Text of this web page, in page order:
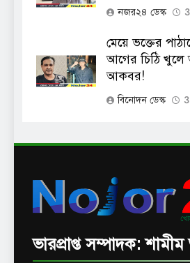
নজর২৪ ডেস্ক
মেয়ে ভক্তের
আগের চিঠি
আকবর!
বিনোদন ডেস্ক
ভারপ্রাপ্ত সম্পাদক: